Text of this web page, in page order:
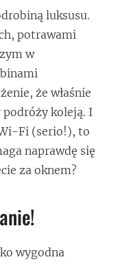
luksusu.
potrawami
w
że właśnie
podróży koleją. I
Fi (serio!), to
naprawdę się
za oknem?
wygodna